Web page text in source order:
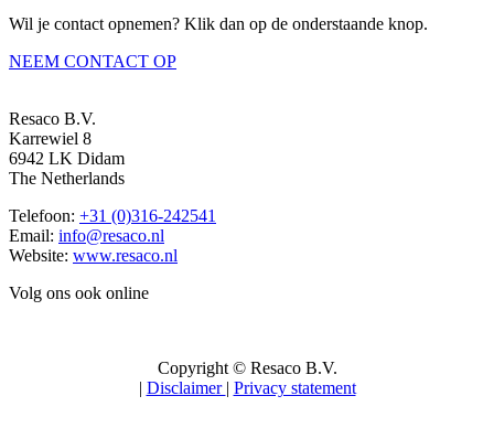
Wil je contact opnemen? Klik dan op de onderstaande knop.
NEEM CONTACT OP
Resaco B.V.
Karrewiel 8
6942 LK Didam
The Netherlands
Telefoon: +31 (0)316-242541
Email: info@resaco.nl
Website: www.resaco.nl
Volg ons ook online
Copyright © Resaco B.V.
| Disclaimer | Privacy statement